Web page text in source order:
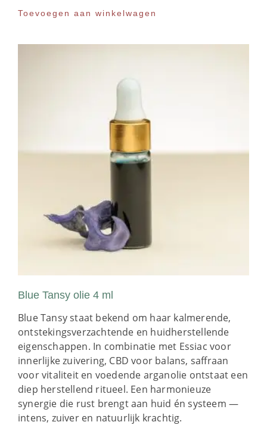
Toevoegen aan winkelwagen
Blue Tansy olie 4 ml
Blue Tansy staat bekend om haar kalmerende,
ontstekingsverzachtende en huidherstellende
eigenschappen. In combinatie met Essiac voor
innerlijke zuivering, CBD voor balans, saffraan
voor vitaliteit en voedende arganolie ontstaat een
diep herstellend ritueel. Een harmonieuze
synergie die rust brengt aan huid én systeem —
intens, zuiver en natuurlijk krachtig.